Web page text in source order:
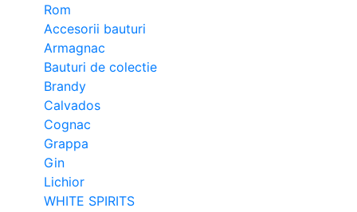
Rom
Accesorii bauturi
Armagnac
Bauturi de colectie
Brandy
Calvados
Cognac
Grappa
Gin
Lichior
WHITE SPIRITS